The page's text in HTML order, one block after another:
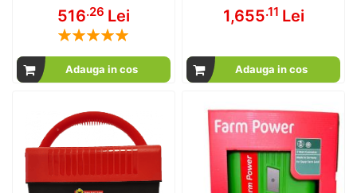
516.26 Lei
Rating:
Adauga in cos
1,655.11 Lei
Adauga in cos